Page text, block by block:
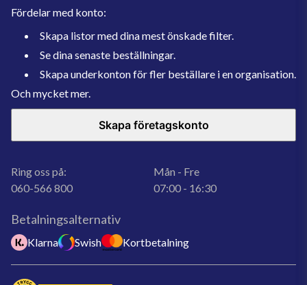
Fördelar med konto:
Skapa listor med dina mest önskade filter.
Se dina senaste beställningar.
Skapa underkonton för fler beställare i en organisation.
Och mycket mer.
Skapa företagskonto
Ring oss på:
060-566 800
Mån - Fre
07:00 - 16:30
Betalningsalternativ
Klarna Swish Kortbetalning